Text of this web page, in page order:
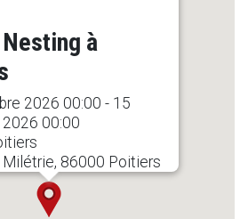
à
2026 00:00 - 15
00:00
Milétrie, 86000 Poitiers